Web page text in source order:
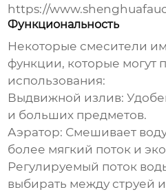
https://
Функциональность
Некоторые смесители
функции, которые могут
использования:
Выдвижной излив:
и больших предметов.
Аэратор: Смешивает
более мягкий поток и
Регулируемый поток
выбирать между струей